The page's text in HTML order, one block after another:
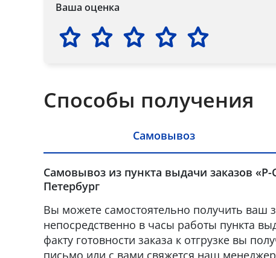
Ваша оценка
Способы получения
Самовывоз
Самовывоз из пункта выдачи заказов «Р-
Петербург
Вы можете самостоятельно получить ваш
непосредственно в часы работы пункта
факту готовности заказа к отгрузке вы
письмо или с вами свяжется наш менеджер